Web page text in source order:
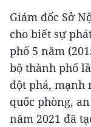
Giám đốc Sở
cho biết sự
phố 5 năm
bộ thành phố
đột phá, mạnh
quốc phòng,
năm 2021 đã